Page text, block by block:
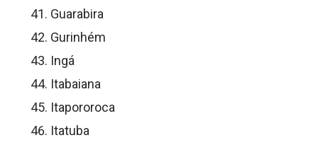
Guarabira
Gurinhém
Ingá
Itabaiana
Itapororoca
Itatuba